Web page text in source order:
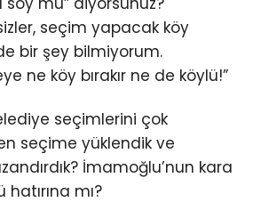
seçim yapacak köy
bir şey bilmiyorum.
ne köy bırakır ne de köylü!”
seçimlerini çok
seçime yüklendik ve
İmamoğlu’nun kara
mı?